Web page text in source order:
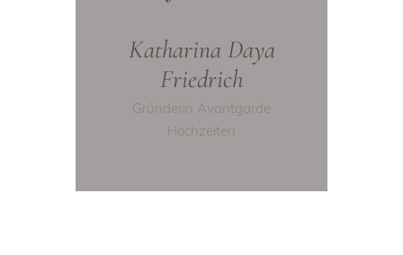
Katharina Daya
Friedrich
Gründerin Avantgarde
Hochzeiten